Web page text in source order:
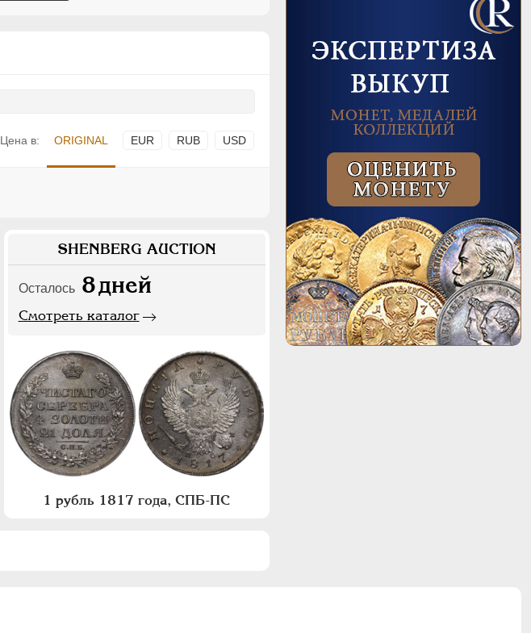
Цена в: ORIGINAL EUR RUB USD
SHENBERG AUCTION
Осталось 8дней
Смотреть каталог
1 рубль 1817 года, СПБ-ПС